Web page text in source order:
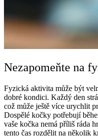
Nezapomeňte na
Fyzická aktivita může být
dobré kondici. Každý den
což může ještě více urychlit
Dospělé kočky potřebují
vaše kočka nemá příliš ráda
tento čas rozdělit na několik